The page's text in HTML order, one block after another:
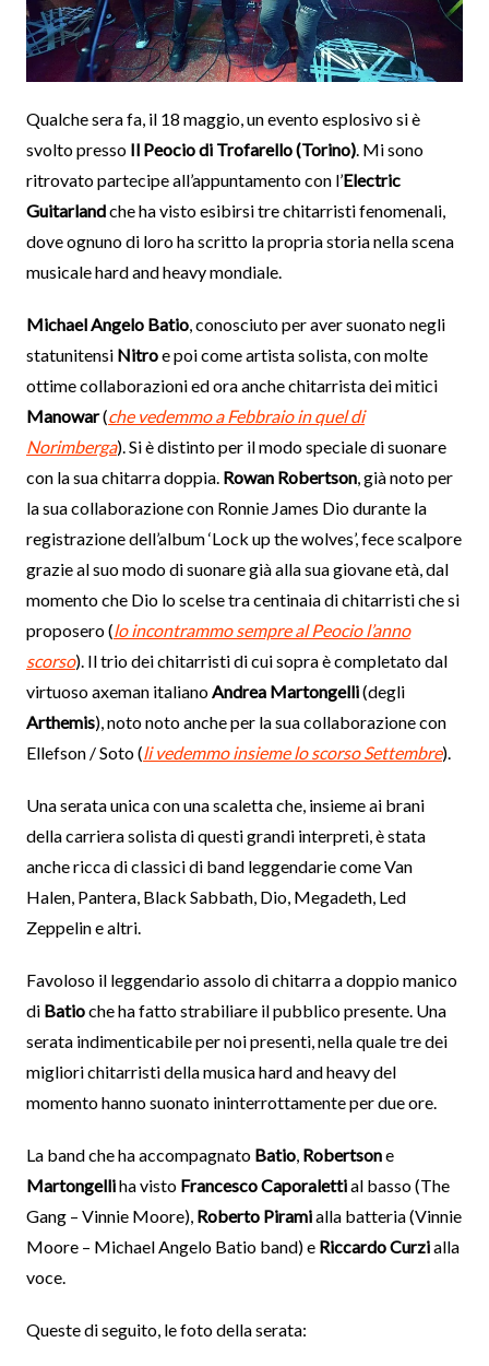
Qualche sera fa, il 18 maggio, un evento esplosivo si è
svolto presso Il Peocio di Trofarello (Torino). Mi sono
ritrovato partecipe all’appuntamento con l’Electric
Guitarlandche ha visto esibirsi tre chitarristi fenomenali,
dove ognuno di loro ha scritto la propria storia nella scena
musicale hard and heavy mondiale.
Michael Angelo Batio, conosciuto per aver suonato negli
statunitensi Nitroe poi come artista solista, con molte
ottime collaborazioni ed ora anche chitarrista dei mitici
Manowar(che vedemmo a Febbraio in quel di
Norimberga). Si è distinto per il modo speciale di suonare
con la sua chitarra doppia. Rowan Robertson, già noto per
la sua collaborazione con Ronnie James Dio durante la
registrazione dell’album ‘Lock up the wolves’, fece scalpore
grazie al suo modo di suonare già alla sua giovane età, dal
momento che Dio lo scelse tra centinaia di chitarristi che si
proposero (lo incontrammo sempre al Peocio l’anno
scorso). Il trio dei chitarristi di cui sopra è completato dal
virtuoso axeman italiano Andrea Martongelli(degli
Arthemis), noto noto anche per la sua collaborazione con
Ellefson / Soto (li vedemmo insieme lo scorso Settembre).
Una serata unica con una scaletta che, insieme ai brani
della carriera solista di questi grandi interpreti, è stata
anche ricca di classici di band leggendarie come Van
Halen, Pantera, Black Sabbath, Dio, Megadeth, Led
Zeppelin e altri.
Favoloso il leggendario assolo di chitarra a doppio manico
di Batioche ha fatto strabiliare il pubblico presente. Una
serata indimenticabile per noi presenti, nella quale tre dei
migliori chitarristi della musica hard and heavy del
momento hanno suonato ininterrottamente per due ore.
La band che ha accompagnato Batio, Robertsone
Martongelliha visto Francesco Caporalettial basso (The
Gang – Vinnie Moore), Roberto Piramialla batteria (Vinnie
Moore – Michael Angelo Batio band) e Riccardo Curzialla
voce.
Queste di seguito, le foto della serata: